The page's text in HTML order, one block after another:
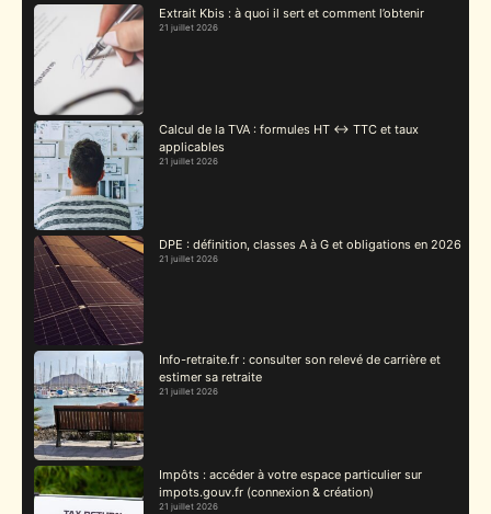
Extrait Kbis : à quoi il sert et comment l’obtenir
21 juillet 2026
Calcul de la TVA : formules HT ↔ TTC et taux
applicables
21 juillet 2026
DPE : définition, classes A à G et obligations en 2026
21 juillet 2026
Info-retraite.fr : consulter son relevé de carrière et
estimer sa retraite
21 juillet 2026
Impôts : accéder à votre espace particulier sur
impots.gouv.fr (connexion & création)
21 juillet 2026